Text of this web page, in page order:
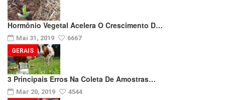
Hormônio Vegetal Acelera O Crescimento D…
Mai 31, 2019 6667
3 Principais Erros Na Coleta De Amostras…
Mar 20, 2019 4544
GERAIS